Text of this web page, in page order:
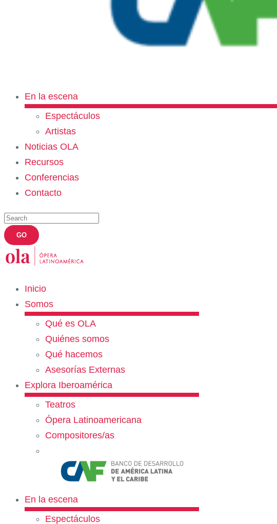
En la escena
Espectáculos
Artistas
Noticias OLA
Recursos
Conferencias
Contacto
Inicio
Somos
Qué es OLA
Quiénes somos
Qué hacemos
Asesorías Externas
Explora Iberoamérica
Teatros
Ópera Latinoamericana
Compositores/as
En la escena
Espectáculos